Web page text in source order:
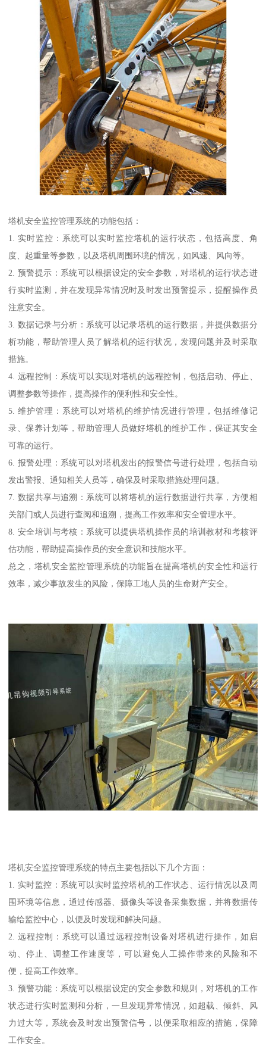
塔机安全监控管理系统的功能包括：
1. 实时监控：系统可以实时监控塔机的运行状态，包括高度、角
度、起重量等参数，以及塔机周围环境的情况，如风速、风向等。
2. 预警提示：系统可以根据设定的安全参数，对塔机的运行状态进
行实时监测，并在发现异常情况时及时发出预警提示，提醒操作员
注意安全。
3. 数据记录与分析：系统可以记录塔机的运行数据，并提供数据分
析功能，帮助管理人员了解塔机的运行状况，发现问题并及时采取
措施。
4. 远程控制：系统可以实现对塔机的远程控制，包括启动、停止、
调整参数等操作，提高操作的便利性和安全性。
5. 维护管理：系统可以对塔机的维护情况进行管理，包括维修记
录、保养计划等，帮助管理人员做好塔机的维护工作，保证其安全
可靠的运行。
6. 报警处理：系统可以对塔机发出的报警信号进行处理，包括自动
发出警报、通知相关人员等，确保及时采取措施处理问题。
7. 数据共享与追溯：系统可以将塔机的运行数据进行共享，方便相
关部门或人员进行查阅和追溯，提高工作效率和安全管理水平。
8. 安全培训与考核：系统可以提供塔机操作员的培训教材和考核评
估功能，帮助提高操作员的安全意识和技能水平。
总之，塔机安全监控管理系统的功能旨在提高塔机的安全性和运行
效率，减少事故发生的风险，保障工地人员的生命财产安全。
塔机安全监控管理系统的特点主要包括以下几个方面：
1. 实时监控：系统可以实时监控塔机的工作状态、运行情况以及周
围环境等信息，通过传感器、摄像头等设备采集数据，并将数据传
输给监控中心，以便及时发现和解决问题。
2. 远程控制：系统可以通过远程控制设备对塔机进行操作，如启
动、停止、调整工作速度等，可以避免人工操作带来的风险和不
便，提高工作效率。
3. 预警功能：系统可以根据设定的安全参数和规则，对塔机的工作
状态进行实时监测和分析，一旦发现异常情况，如超载、倾斜、风
力过大等，系统会及时发出预警信号，以便采取相应的措施，保障
工作安全。